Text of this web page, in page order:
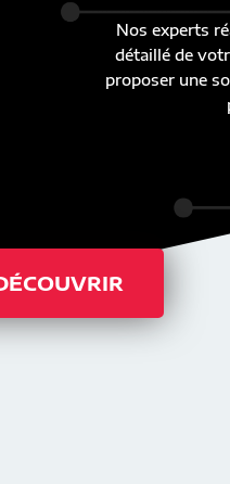
Nos experts
détaillé de
proposer une